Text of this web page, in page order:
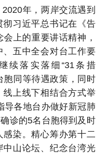
年，两岸交流遇到
习近平总书记在《告
上的重要讲话精神，
五中全会对台工作要
续落实落细“31条措
胞同等待遇政策，同时
上线下相结合方式举
导各地台办做好新冠肺
诊的5名台胞得到及时
染。精心筹办第十二
中山论坛、纪念台湾光